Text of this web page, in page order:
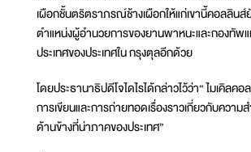
เผือกชั้นตริตราภรณ์ช้างเผือกให้แก่เขานี้คอลลินส์
ตำแหน่งผู้อำนวยการของยานพาหนะและกองทัพ
ประเทศของประเทศใน กรุงตุลอีกด้วย
โดยประธานาธิปดีโจไดไรได้กล่าวไว้ว่า“ ไมเคิลค
การเขียนและการถ่ายทอดเรื่องราวเกี่ยวกับความ
ด้านข้างที่น่าภาคของประเทศ”